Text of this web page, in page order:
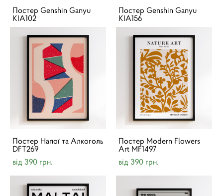
Постер Genshin Ganyu
KIA102
Постер Genshin Ganyu
KIA156
Постер Напої та Алкоголь
DFT269
від 390 грн.
Постер Modern Flowers
Art MF1497
від 390 грн.